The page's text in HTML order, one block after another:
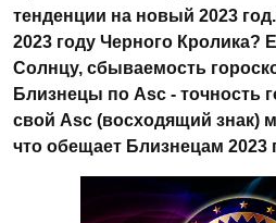
тенденции на новый 2023
2023 году Черного
Солнцу, сбываемость
Близнецы по Asc - точность
свой Asc (восходящий знак)
что обещает Близнецам 2023